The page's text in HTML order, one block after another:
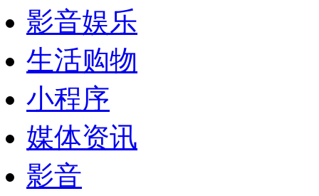
影音娱乐
生活购物
小程序
媒体资讯
影音